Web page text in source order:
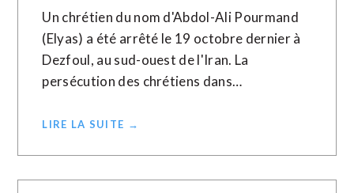
Un chrétien du nom d'Abdol-Ali Pourmand
(Elyas) a été arrêté le 19 octobre dernier à
Dezfoul, au sud-ouest de l'Iran. La
persécution des chrétiens dans…
LIRE LA SUITE →